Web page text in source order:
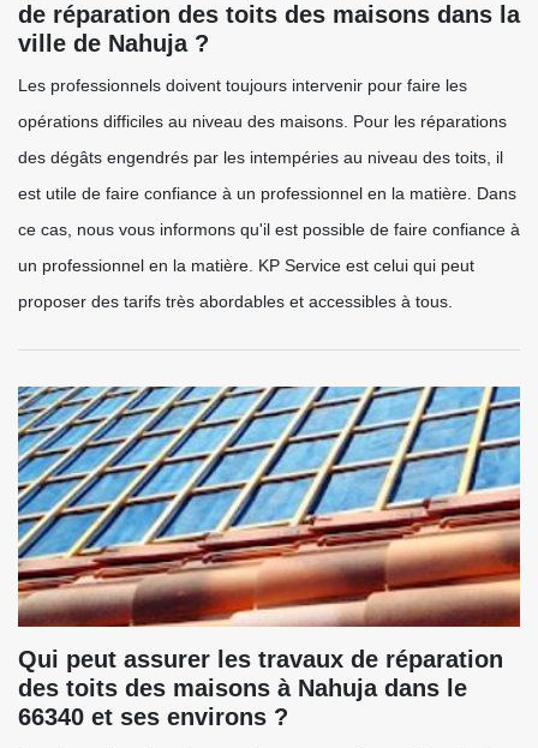
de réparation des toits des maisons dans la
ville de Nahuja ?
Les professionnels doivent toujours intervenir pour faire les
opérations difficiles au niveau des maisons. Pour les réparations
des dégâts engendrés par les intempéries au niveau des toits, il
est utile de faire confiance à un professionnel en la matière. Dans
ce cas, nous vous informons qu'il est possible de faire confiance à
un professionnel en la matière. KP Service est celui qui peut
proposer des tarifs très abordables et accessibles à tous.
Qui peut assurer les travaux de réparation
des toits des maisons à Nahuja dans le
66340 et ses environs ?